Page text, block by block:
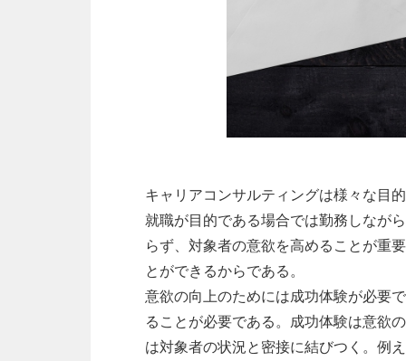
キャリアコンサルティングは様々な目
就職が目的である場合では勤務しなが
らず、対象者の意欲を高めることが重
とができるからである。
意欲の向上のためには成功体験が必要
ることが必要である。成功体験は意欲
は対象者の状況と密接に結びつく。例